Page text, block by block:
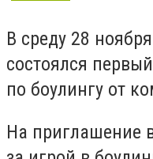
В среду 28
состоялся
по боулингу от
На приглашение